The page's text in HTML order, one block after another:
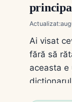
Actualizat:
Ai visat
fără să
aceasta e